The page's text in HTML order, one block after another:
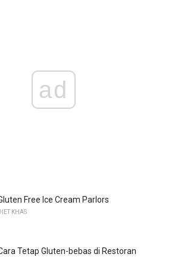
ad
Free Ice Cream Parlors
KHAS
Tetap Gluten-bebas di Restoran